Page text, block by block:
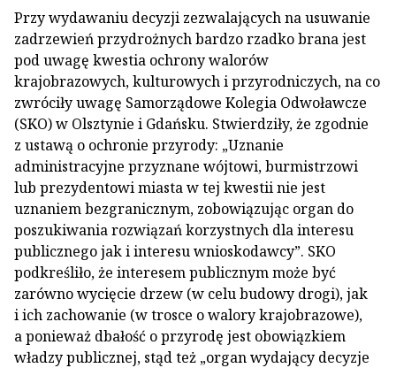
Przy wydawaniu decyzji zezwalających na usuwanie
zadrzewień przydrożnych bardzo rzadko brana jest
pod uwagę kwestia ochrony walorów
krajobrazowych, kulturowych i przyrodniczych, na co
zwróciły uwagę Samorządowe Kolegia Odwoławcze
(SKO) w Olsztynie i Gdańsku. Stwierdziły, że zgodnie
z ustawą o ochronie przyrody: „Uznanie
administracyjne przyznane wójtowi, burmistrzowi
lub prezydentowi miasta w tej kwestii nie jest
uznaniem bezgranicznym, zobowiązując organ do
poszukiwania rozwiązań korzystnych dla interesu
publicznego jak i interesu wnioskodawcy”. SKO
podkreśliło, że interesem publicznym może być
zarówno wycięcie drzew (w celu budowy drogi), jak
i ich zachowanie (w trosce o walory krajobrazowe),
a ponieważ dbałość o przyrodę jest obowiązkiem
władzy publicznej, stąd też „organ wydający decyzje